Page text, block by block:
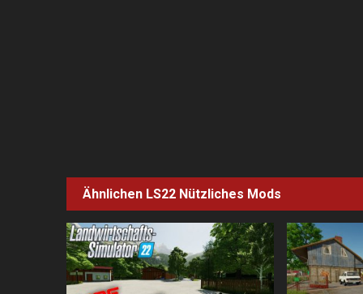
Ähnlichen LS22 Nützliches Mods